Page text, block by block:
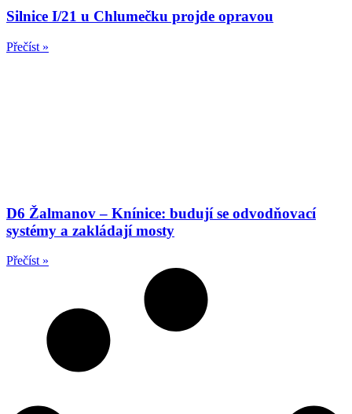
Silnice I/21 u Chlumečku projde opravou
Přečíst »
D6 Žalmanov – Knínice: budují se odvodňovací
systémy a zakládají mosty
Přečíst »